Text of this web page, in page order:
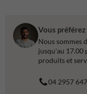
Vous
Nous sommes
jusqu'au 17.00
produits et
04 2957 647